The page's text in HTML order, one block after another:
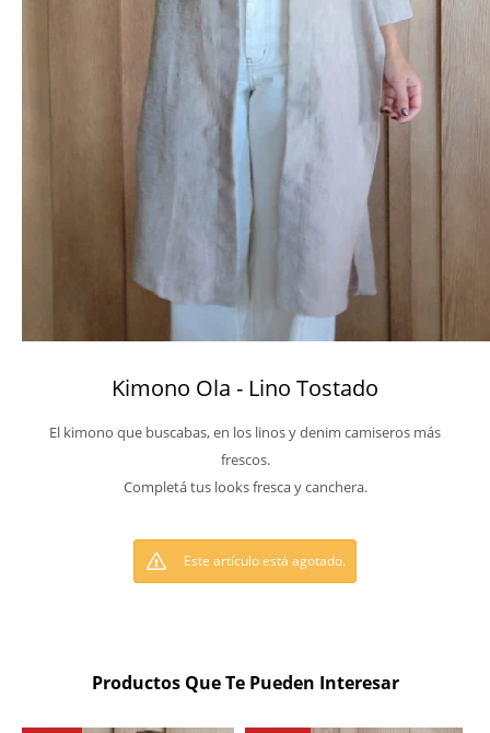
Kimono Ola - Lino Tostado
El kimono que buscabas, en los linos y denim camiseros más
frescos.
Completá tus looks fresca y canchera.
Este artículo está agotado.
Productos Que Te Pueden Interesar